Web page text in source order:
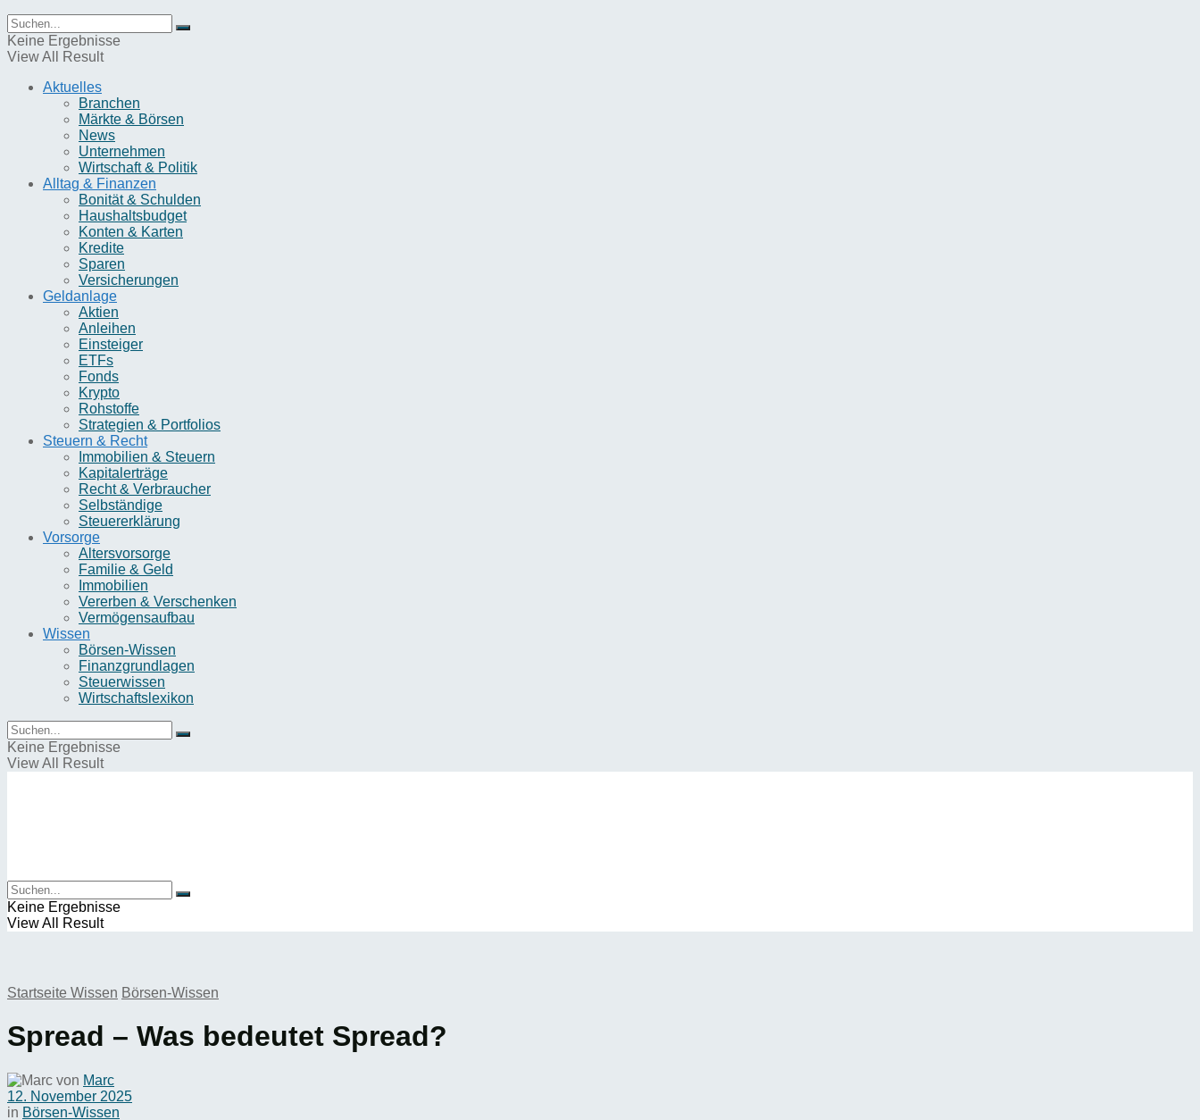
Keine Ergebnisse
View All Result
Aktuelles
Branchen
Märkte & Börsen
News
Unternehmen
Wirtschaft & Politik
Alltag & Finanzen
Bonität & Schulden
Haushaltsbudget
Konten & Karten
Kredite
Sparen
Versicherungen
Geldanlage
Aktien
Anleihen
Einsteiger
ETFs
Fonds
Krypto
Rohstoffe
Strategien & Portfolios
Steuern & Recht
Immobilien & Steuern
Kapitalerträge
Recht & Verbraucher
Selbständige
Steuererklärung
Vorsorge
Altersvorsorge
Familie & Geld
Immobilien
Vererben & Verschenken
Vermögensaufbau
Wissen
Börsen-Wissen
Finanzgrundlagen
Steuerwissen
Wirtschaftslexikon
Keine Ergebnisse
View All Result
Keine Ergebnisse
View All Result
Startseite Wissen Börsen-Wissen
Spread – Was bedeutet Spread?
von Marc
12. November 2025
in Börsen-Wissen